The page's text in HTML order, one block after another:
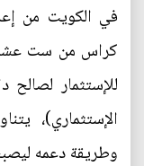
في الكويت من
كراس من ست
للإستثمار لصالح
الإستثماري)،
وطريقة دعمه